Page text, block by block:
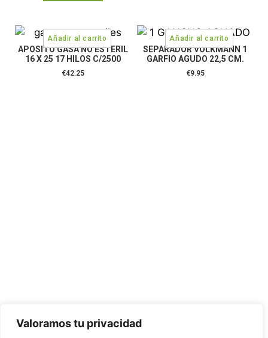
Valoramos tu privacidad
APOSITO GASA NO ESTERIL
16 X 25 17 HILOS C/2500
€42.25
SEPARADOR VOLKMANN 1
GARFIO AGUDO 22,5 CM.
€9.95
contacto@elbotiquinsuministrossanitarios.com